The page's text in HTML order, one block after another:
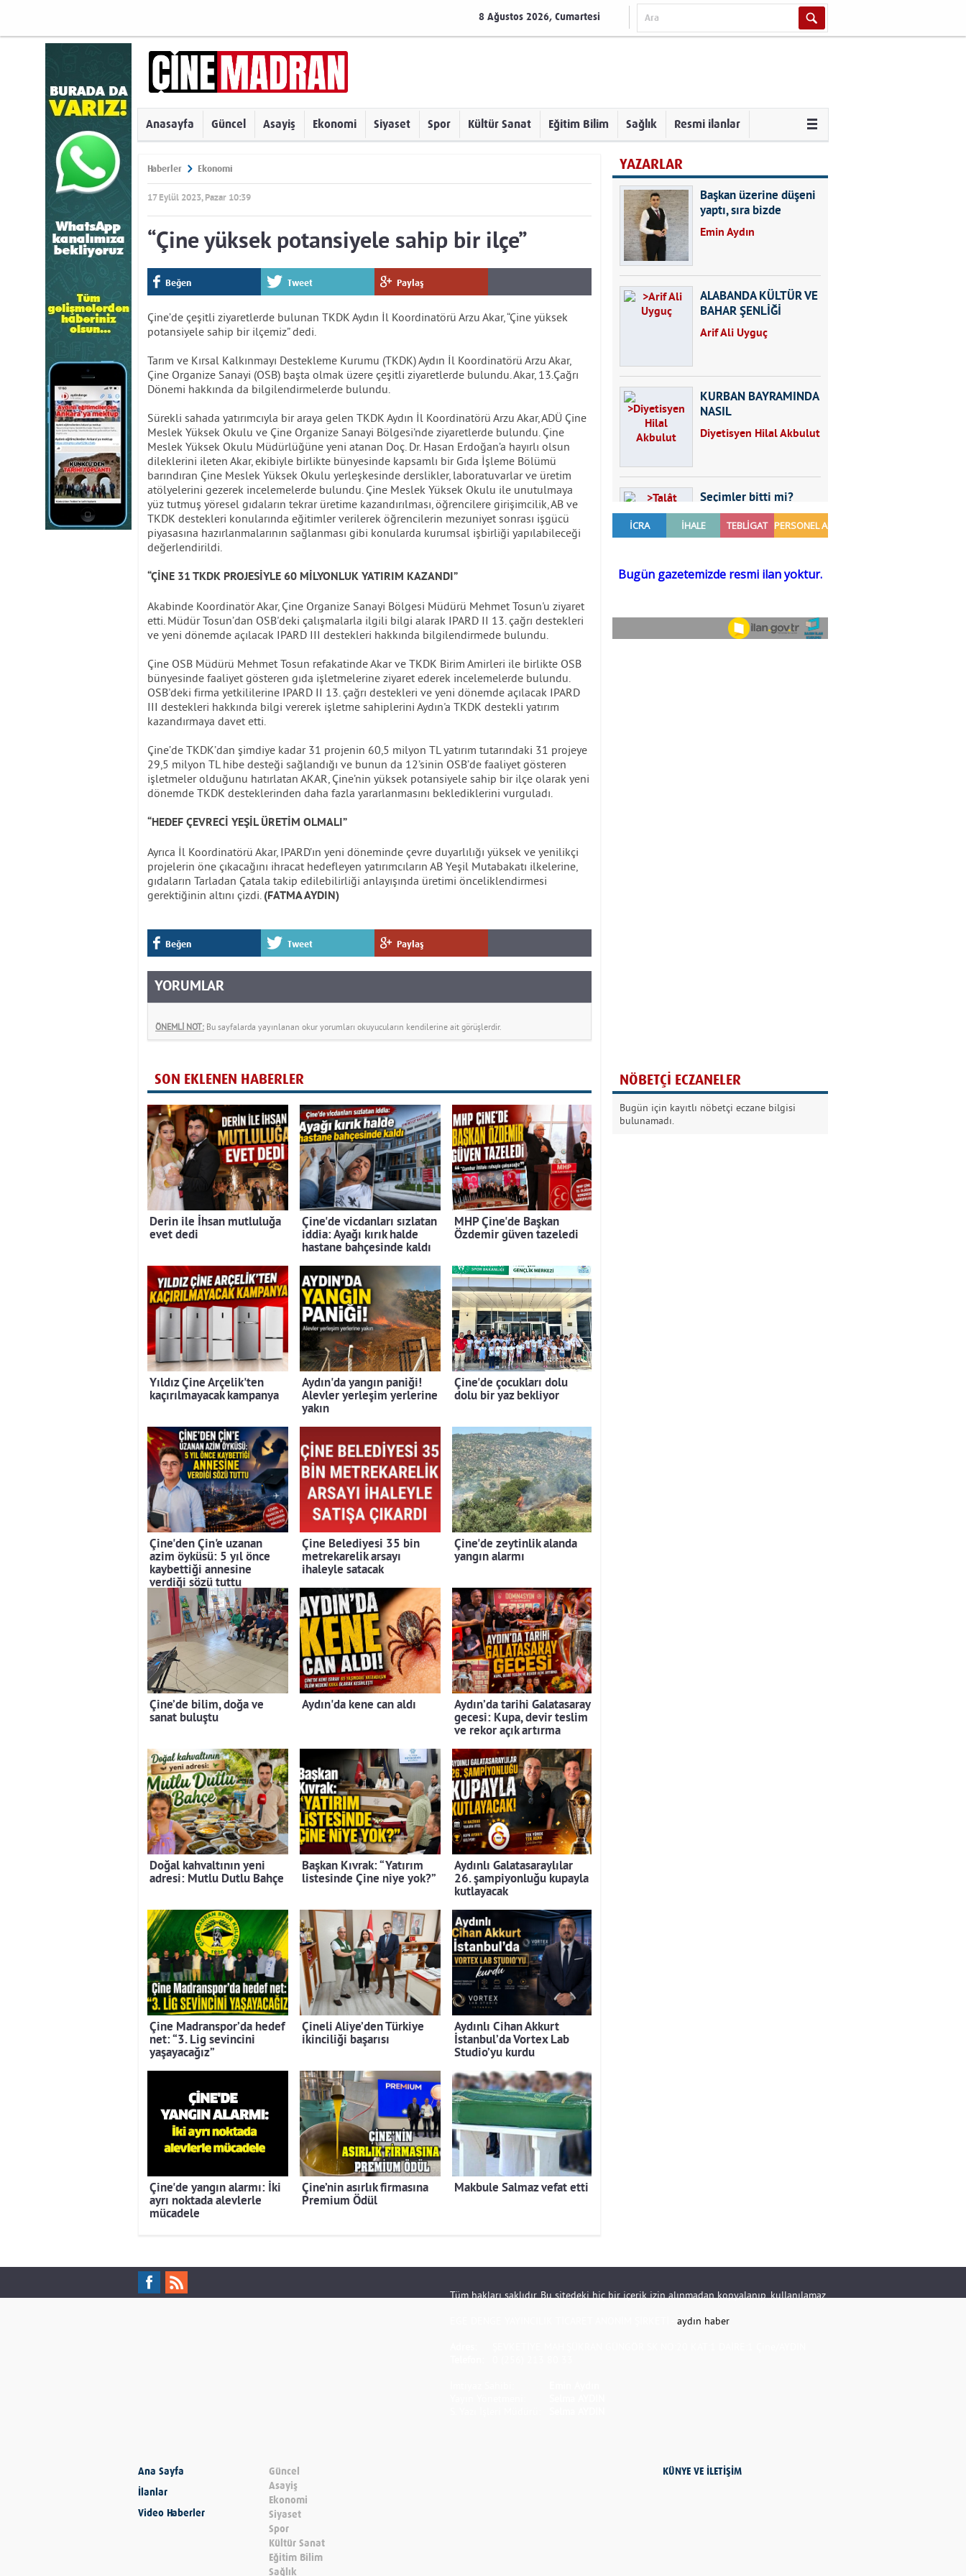
8 Ağustos 2026, Cumartesi
Anasayfa Güncel Asayiş Ekonomi Siyaset Spor Kültür Sanat Eğitim Bilim Sağlık Resmi ilanlar
Haberler Ekonomi
17 Eylül 2023, Pazar 10:39
“Çine yüksek potansiyele sahip bir ilçe”
Beğen Tweet Paylaş
Çine’de çeşitli ziyaretlerde bulunan TKDK Aydın İl Koordinatörü Arzu Akar, “Çine yüksek
potansiyele sahip bir ilçemiz” dedi.
Tarım ve Kırsal Kalkınmayı Destekleme Kurumu (TKDK) Aydın İl Koordinatörü Arzu Akar,
Çine Organize Sanayi (OSB) başta olmak üzere çeşitli ziyaretlerde bulundu. Akar, 13.Çağrı
Dönemi hakkında da bilgilendirmelerde bulundu.
Sürekli sahada yatırımcıyla bir araya gelen TKDK Aydın İl Koordinatörü Arzu Akar, ADÜ Çine
Meslek Yüksek Okulu ve Çine Organize Sanayi Bölgesi’nde ziyaretlerde bulundu. Çine
Meslek Yüksek Okulu Müdürlüğüne yeni atanan Doç. Dr. Hasan Erdoğan’a hayırlı olsun
dileklerini ileten Akar, ekibiyle birlikte bünyesinde kapsamlı bir Gıda İşleme Bölümü
barındıran Çine Meslek Yüksek Okulu yerleşkesinde derslikler, laboratuvarlar ve üretim
atölyelerini gezerek incelemelerde bulundu. Çine Meslek Yüksek Okulu ile unutulmaya
yüz tutmuş yöresel gıdaların tekrar üretime kazandırılması, öğrencilere girişimcilik, AB ve
TKDK destekleri konularında eğitimler verilerek öğrencilerin mezuniyet sonrası işgücü
piyasasına hazırlanmalarının sağlanması gibi konularda kurumsal işbirliği yapılabileceği
değerlendirildi.
“ÇİNE 31 TKDK PROJESİYLE 60 MİLYONLUK YATIRIM KAZANDI”
Akabinde Koordinatör Akar, Çine Organize Sanayi Bölgesi Müdürü Mehmet Tosun'u ziyaret
etti. Müdür Tosun’dan OSB'deki çalışmalarla ilgili bilgi alarak IPARD II 13. çağrı destekleri
ve yeni dönemde açılacak IPARD III destekleri hakkında bilgilendirmede bulundu.
Çine OSB Müdürü Mehmet Tosun refakatinde Akar ve TKDK Birim Amirleri ile birlikte OSB
bünyesinde faaliyet gösteren gıda işletmelerine ziyaret ederek incelemelerde bulundu.
OSB'deki firma yetkililerine IPARD II 13. çağrı destekleri ve yeni dönemde açılacak IPARD
III destekleri hakkında bilgi vererek işletme sahiplerini Aydın'a TKDK destekli yatırım
kazandırmaya davet etti.
Çine’de TKDK’dan şimdiye kadar 31 projenin 60,5 milyon TL yatırım tutarındaki 31 projeye
29,5 milyon TL hibe desteği sağlandığı ve bunun da 12’sinin OSB’de faaliyet gösteren
işletmeler olduğunu hatırlatan AKAR, Çine’nin yüksek potansiyele sahip bir ilçe olarak yeni
dönemde TKDK desteklerinden daha fazla yararlanmasını beklediklerini vurguladı.
“HEDEF ÇEVRECİ YEŞİL ÜRETİM OLMALI”
Ayrıca İl Koordinatörü Akar, IPARD’ın yeni döneminde çevre duyarlılığı yüksek ve yenilikçi
projelerin öne çıkacağını ihracat hedefleyen yatırımcıların AB Yeşil Mutabakatı ilkelerine,
gıdaların Tarladan Çatala takip edilebilirliği anlayışında üretimi önceliklendirmesi
gerektiğinin altını çizdi. (FATMA AYDIN)
Beğen Tweet Paylaş
YORUMLAR
ÖNEMLİ NOT: Bu sayfalarda yayınlanan okur yorumları okuyucuların kendilerine ait görüşlerdir.
SON EKLENEN HABERLER
Derin ile İhsan mutluluğa
evet dedi
Çine'de vicdanları sızlatan
iddia: Ayağı kırık halde
hastane bahçesinde kaldı
MHP Çine'de Başkan
Özdemir güven tazeledi
Yıldız Çine Arçelik'ten
kaçırılmayacak kampanya
Aydın'da yangın paniği!
Alevler yerleşim yerlerine
yakın
Çine'de çocukları dolu
dolu bir yaz bekliyor
Çine'den Çin'e uzanan
azim öyküsü: 5 yıl önce
kaybettiği annesine
verdiği sözü tuttu
Çine Belediyesi 35 bin
metrekarelik arsayı
ihaleyle satacak
Çine'de zeytinlik alanda
yangın alarmı
Çine’de bilim, doğa ve
sanat buluştu
Aydın'da kene can aldı
Aydın’da tarihi Galatasaray
gecesi: Kupa, devir teslim
ve rekor açık artırma
Doğal kahvaltının yeni
adresi: Mutlu Dutlu Bahçe
Başkan Kıvrak: “Yatırım
listesinde Çine niye yok?”
Aydınlı Galatasaraylılar
26. şampiyonluğu kupayla
kutlayacak
Çine Madranspor’da hedef
net: “3. Lig sevincini
yaşayacağız”
Çineli Aliye’den Türkiye
ikinciliği başarısı
Aydınlı Cihan Akkurt
İstanbul’da Vortex Lab
Studio’yu kurdu
Çine'de yangın alarmı: İki
ayrı noktada alevlerle
mücadele
Çine’nin asırlık firmasına
Premium Ödül
Makbule Salmaz vefat etti
YAZARLAR
Başkan üzerine düşeni
yaptı, sıra bizde
Emin Aydın
ALABANDA KÜLTÜR VE
BAHAR ŞENLİĞİ
Arif Ali Uyguç
KURBAN BAYRAMINDA
NASIL
BESLENMELİYİZ?
Diyetisyen Hilal Akbulut
Seçimler bitti mi?
Talât Yörük
Sezgin MADRAN
Kurban Bayramında
Dikkat!
NÖBETÇİ ECZANELER
Bugün için kayıtlı nöbetçi eczane bilgisi
bulunamadı.
Tüm hakları saklıdır. Bu sitedeki hiç bir içerik izin alınmadan kopyalanıp, kullanılamaz.
aydın haber
Ana Sayfa
İlanlar
Video Haberler
Güncel
Asayiş
Ekonomi
Siyaset
Spor
Kültür Sanat
Eğitim Bilim
Sağlık
KÜNYE VE İLETİŞİM